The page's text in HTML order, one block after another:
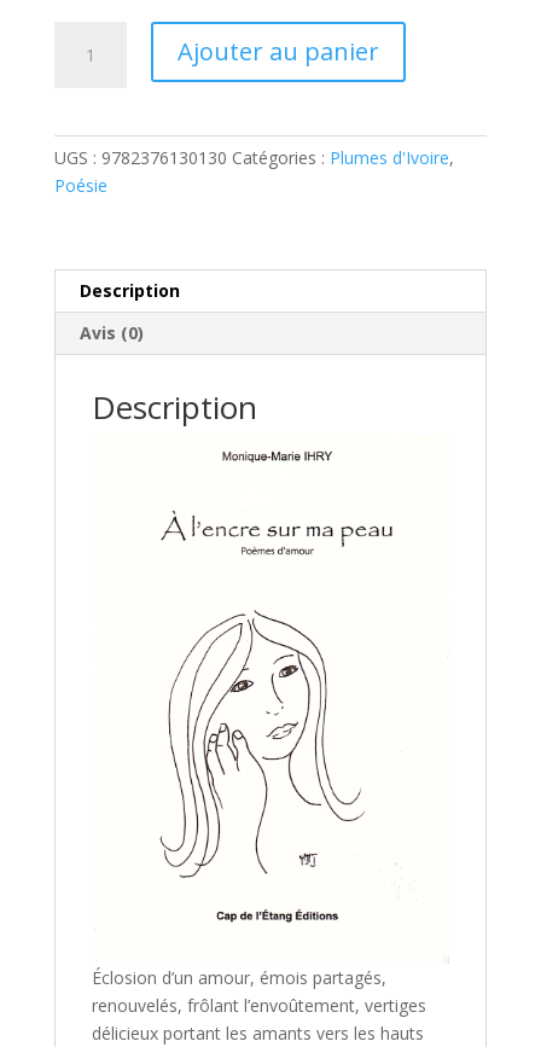
Ajouter au panier
e
UGS : 9782376130130 Catégories : Plumes d'Ivoire,
Poésie
Description
Avis (0)
Description
Éclosion d’un amour, émois partagés,
renouvelés, frôlant l’envoûtement, vertiges
délicieux portant les amants vers les hauts